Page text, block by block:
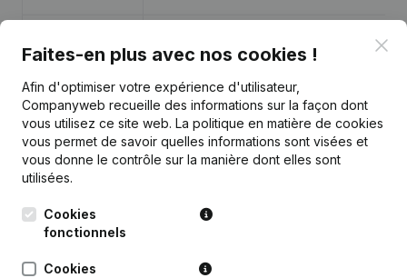
€
Marge brute €68 416 € 55 006
Publications
Faites-en plus avec nos cookies !
Afin d'optimiser votre expérience d'utilisateur,
Companyweb recueille des informations sur la façon dont
vous utilisez ce site web. La politique en matière de cookies
vous permet de savoir quelles informations sont visées et
vous donne le contrôle sur la manière dont elles sont
utilisées.
Cookies
fonctionnels
Cookies